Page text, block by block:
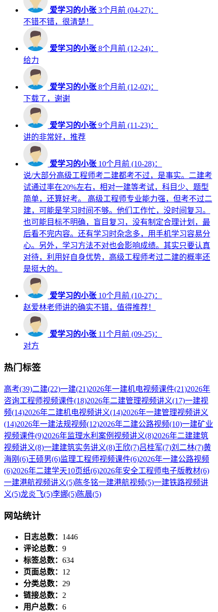
爱学习的小张 3个月前 (04-27)：
不错不错，很清楚！
爱学习的小张 8个月前 (12-24)：
给力
爱学习的小张 8个月前 (12-02)：
下载了，谢谢
爱学习的小张 9个月前 (11-23)：
讲的非常好，推荐
爱学习的小张 10个月前 (10-28)：
说/大部分高级工程师考二建都考不过，是事实。二建考
试通过率在20%左右，相对一建等考试，科目少、题型
简单，还算好考。 高级工程师专业能力强，但考不过二
建，可能是学习时间不够。他们工作忙，没时间复习。
也可能目标不明确，盲目复习，没有制定合理计划，最
后看不完内容。还有学习时杂念多，用手机学习容易分
心。另外，学习方法不对也会影响成绩。其实只要认真
对待，利用好自身优势，高级工程师考过二建的概率还
是挺大的。
爱学习的小张 10个月前 (10-27)：
赵爱林老师讲的确实不错，值得推荐！
爱学习的小张 11个月前 (09-25)：
对方
热门标签
高考(39)二建(22)一建(21)2026年一建机电视频课件(21)2026年
咨询工程师视频课件(18)2026年二建管理视频讲义(17)一建视
频(14)2026年二建机电视频讲义(14)2026年一建管理视频讲义
(14)2026年一建法规视频(12)2026年二建公路视频(10)一建矿业
视频课件(9)2026年监理水利案例视频讲义(8)2026年二建建筑
视频讲义(8)一建建筑实务讲义(8)王欣(7)吕桂军(7)刘二林(7)黄
海刚 (6)王硕男(6)监理工程师视频课件(6)2026年一建公路视频
(6)2026年二建学天10页纸(6)2026年安全工程师电子版教材(6)
一建港航视频讲义(5)陈冬铭一建港航视频(5)一建铁路视频讲
义(5)龙炎飞(5)李娜(5)陈晨(5)
网站统计
日志总数： 1446
评论总数： 9
标签总数： 634
页面总数： 12
分类总数： 29
链接总数： 2
用户总数： 6